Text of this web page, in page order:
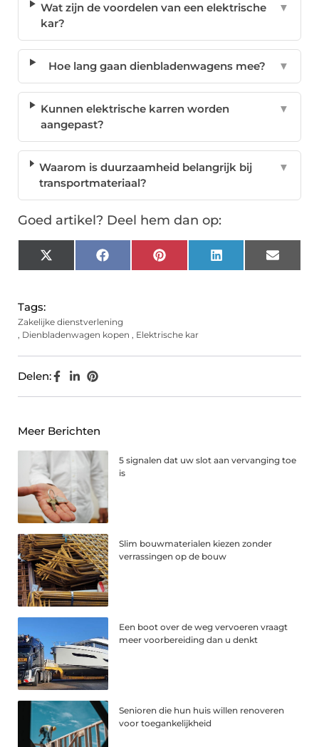
Wat zijn de voordelen van een elektrische
kar?
▼
Hoe lang gaan dienbladenwagens mee? ▼
Kunnen elektrische karren worden
aangepast?
▼
Waarom is duurzaamheid belangrijk bij
transportmateriaal?
▼
Goed artikel? Deel hem dan op:
X
(Twitter)
FacebookPinterest LinkedIn Email
Tags:
Zakelijke dienstverlening
, Dienbladenwagen kopen , Elektrische kar
Delen:
Meer Berichten
5 signalen dat uw slot aan vervanging toe
is
Slim bouwmaterialen kiezen zonder
verrassingen op de bouw
Een boot over de weg vervoeren vraagt
meer voorbereiding dan u denkt
Senioren die hun huis willen renoveren
voor toegankelijkheid